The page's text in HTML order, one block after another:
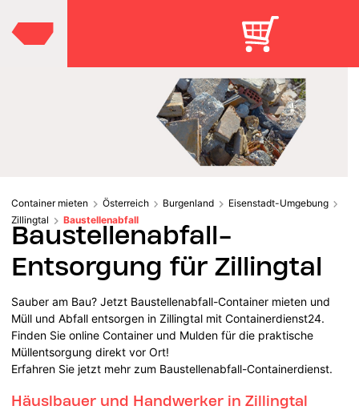
Container mieten Österreich Burgenland
Eisenstadt-Umgebung
Zillingtal
Baustellenabfall
Baustellenabfall-
Entsorgung für Zillingtal
Sauber am Bau? Jetzt Baustellenabfall-Container mieten und
Müll und Abfall entsorgen in Zillingtal mit Containerdienst24.
Finden Sie online Container und Mulden für die praktische
Müllentsorgung direkt vor Ort!
Erfahren Sie jetzt mehr zum Baustellenabfall-Containerdienst.
Häuslbauer und Handwerker in Zillingtal